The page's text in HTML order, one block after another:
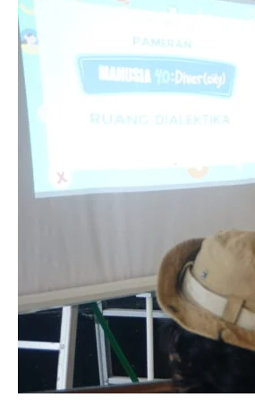
Merayakan
Keragaman
Manusia
pada
Pameran
MANUSIA
4.0: